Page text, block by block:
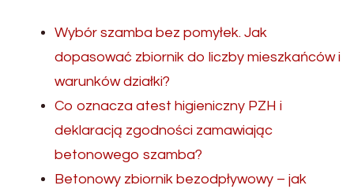
Wybór szamba bez pomyłek. Jak
dopasować zbiornik do liczby mieszkańców i
warunków działki?
Co oznacza atest higieniczny PZH i
deklaracją zgodności zamawiając
betonowego szamba?
Betonowy zbiornik bezodpływowy – jak